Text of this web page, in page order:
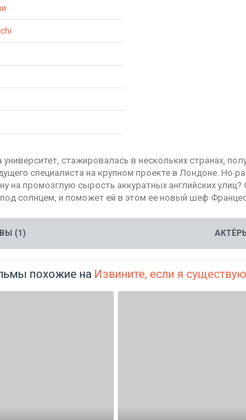
стажировалась в нескольких странах,
специалиста на крупном проекте в Лондоне. Но
промозглую сырость аккуратных английских
солнцем, и поможет ей в этом ее новый шеф
(1) АКТЁРЫ
похожие на Извините, если я